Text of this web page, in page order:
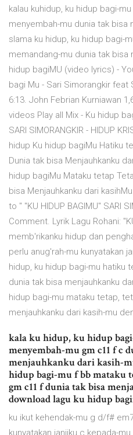
kalau kuhidup, ku hidup bagi-
menyembah-mu dunia tak bisa
slama ku hidup, ku hidup bagi-
memandang-mu dunia tak bisa
hidup bagiMU (video lyrics) -
bagi Mu - Sari Simorangkir feat
6:13. John Febrian Kurniawan
videos Play all Mix - Ku hidup
SARI SIMORANGKIR - HIDUP
hidup Ku hidup bagiMu Hatiku
Dunia tak bisa Menjauhkanku
hidup bagiMu Mataku tetap
bisa Menjauhkanku dari
to " "KU HIDUP BAGIMU" SARI
Comment. Lyrik Lagu Rohani:
memb'rikanku hidup dan
perlu anug'rah-mu kunyatakan
hidup, ku hidup bagi-mu hatiku
dunia tak bisa menjauhkanku
hidup bagi-mu mataku tetap,
menjauhkanku dari kasih-mu
kala ku hidup, ku hidup
menyembah-mu gm c11 f c
menjauhkanku dari kasih-
hidup bagi-mu f bb mataku
gm c11 f dunia tak bisa
download lagu ku hidup
ku ikut kehendak-mu g d/f#